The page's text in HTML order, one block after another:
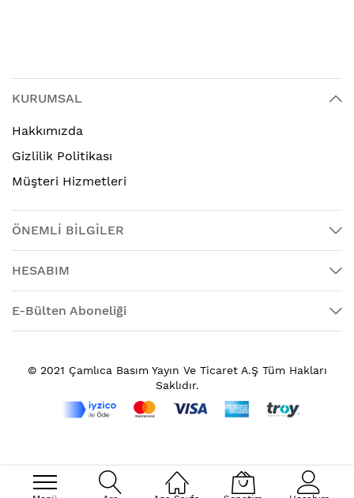
KURUMSAL
Hakkımızda
Gizlilik Politikası
Müşteri Hizmetleri
ÖNEMLİ BİLGİLER
HESABIM
E-Bülten Aboneliği
© 2021 Çamlıca Basım Yayın Ve Ticaret A.Ş Tüm Hakları
Saklıdır.